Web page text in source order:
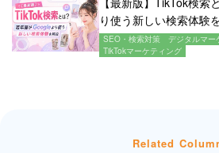
り使う新しい検索体験
SEO・検索対策
デジタルマー
TikTokマーケティング
Related